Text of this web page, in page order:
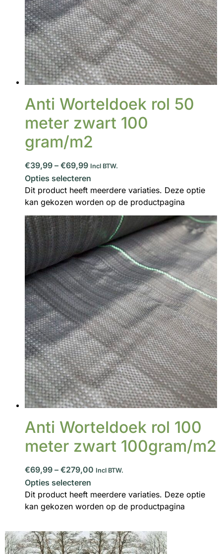
Anti Worteldoek rol 50
meter zwart 100
gram/m2
€39,99 – €69,99 Incl BTW.
Opties selecteren
Dit product heeft meerdere variaties. Deze optie
kan gekozen worden op de productpagina
Anti Worteldoek rol 100
meter zwart 100gram/m2
€69,99 – €279,00 Incl BTW.
Opties selecteren
Dit product heeft meerdere variaties. Deze optie
kan gekozen worden op de productpagina